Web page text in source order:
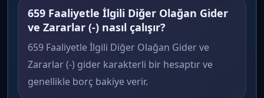
659 Faaliyetle İlgili Diğer Olağan Gider
ve Zararlar (-) nasıl çalışır?
659 Faaliyetle İlgili Diğer Olağan Gider ve
Zararlar (-) gider karakterli bir hesaptır ve
genellikle borç bakiye verir.